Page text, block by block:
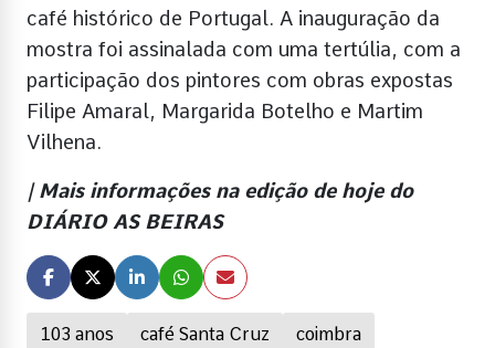
103 anos café Santa Cruz coimbra
café histórico de Portugal. A inauguração da
mostra foi assinalada com uma tertúlia, com a
participação dos pintores com obras expostas
Filipe Amaral, Margarida Botelho e Martim
Vilhena.
| Mais informações na edição de hoje do
DIÁRIO AS BEIRAS